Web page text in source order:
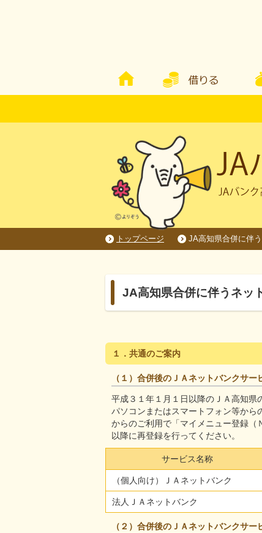
トップページ JA高知県合併に伴
JA高知県合併に伴うネッ
１．共通のご案内
（１）合併後のＪＡネットバンクサ
平成３１年１月１日以降のＪＡ高知県
パソコンまたはスマートフォン等か
からのご利用で「マイメニュー登録（
以降に再登録を行ってください。
サービス名称
（個人向け）ＪＡネットバンク
法人ＪＡネットバンク
（２）合併後のＪＡネットバンクサ